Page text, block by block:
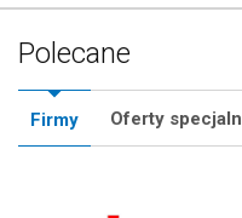
Polecane
Firmy Oferty